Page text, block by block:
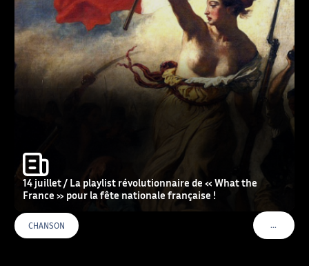
14 juillet / La playlist révolutionnaire de « What the
France » pour la fête nationale française !
CHANSON …VOIR